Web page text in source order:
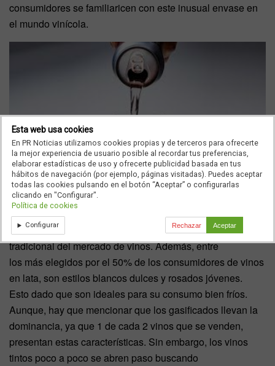
consumidores se familiaricen con este inusual envase en
el mundo vinícola.
VINO ARGENTINO EN LATA
Algunos datos del sector demuestran que los vinos en lata
siguen una lógica particular distinta de la premisa más
tradicional del mercado de vinos. Además, entre
los más elegidos por el 50% de los consumidores de vinos
en lata, son estilos blancos dulces y rosados jóvenes.
Esto dado que son ideales para su consumo bien fríos.
Aunque, hay que mencionar que los gasificados llevan la
dominancia, ya que 1 de cada 2 vinos que se venden,
presentan estas características. Sin embargo, los vinos
tintos poco a poco se abren paso buscando
Esta web usa cookies
En PR Noticias utilizamos cookies propias y de terceros para ofrecerte
la mejor experiencia de usuario posible al recordar tus preferencias,
elaborar estadísticas de uso y ofrecerte publicidad basada en tus
hábitos de navegación (por ejemplo, páginas visitadas). Puedes aceptar
todas las cookies pulsando en el botón “Aceptar” o configurarlas
clicando en "Configurar".
Política de cookies
Configurar Rechazar Aceptar